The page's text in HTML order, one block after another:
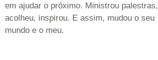
em ajudar o próximo. Ministrou palestras,
acolheu, inspirou. E assim, mudou o seu
mundo e o meu.